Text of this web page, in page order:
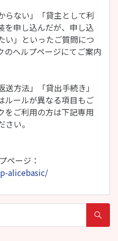
らない」「貸主として利
を申し込んだが、申し込
い」といったご質問につ
のヘルプページにてご案内
方法」「貸出手続き」
ルールが異なる項目もご
をご利用の方は下記専用
い。
ページ：
alicebasic/